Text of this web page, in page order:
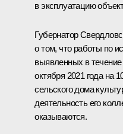
в эксплуатацию
Губернатор
о том, что работы по
выявленных в течение
октября 2021 года на
сельского дома
деятельность его
оказываются.